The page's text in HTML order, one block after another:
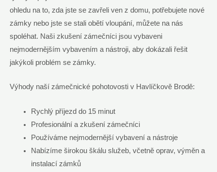
ohledu na to, zda jste se zavřeli ven z domu, potřebujete nové
zámky nebo jste se stali obětí vloupání, můžete na nás
spoléhat. Naši zkušení zámečníci jsou vybaveni
nejmodernějším vybavením a nástroji, aby dokázali řešit
jakýkoli problém se zámky.
Výhody naší zámečnické pohotovosti v Havlíčkově Brodě:
Rychlý příjezd do 15 minut
Profesionální a zkušení zámečníci
Používáme nejmodernější vybavení a nástroje
Nabízíme širokou škálu služeb, včetně oprav, výměn a
instalací zámků